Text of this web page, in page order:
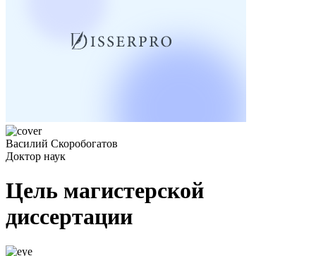
Василий Скоробогатов
Доктор наук
Цель магистерской
диссертации